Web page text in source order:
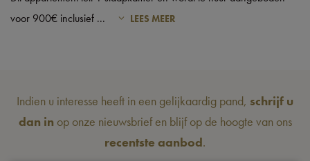
voor 900€ inclusief ... LEES MEER
Indien u interesse heeft in een gelijkaardig pand, schrijf u
dan in op onze nieuwsbrief en blijf op de hoogte van ons
recentste aanbod.